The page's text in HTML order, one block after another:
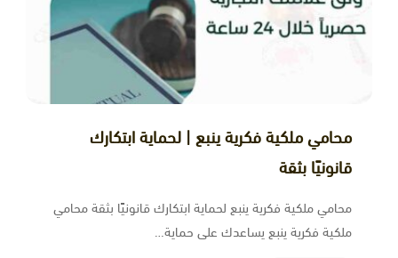
محامي ملكية فكرية ينبع | لحماية ابتكارك
قانونيًا بثقة
محامي ملكية فكرية ينبع لحماية ابتكارك قانونيًا بثقة محامي
ملكية فكرية ينبع يساعدك على حماية…